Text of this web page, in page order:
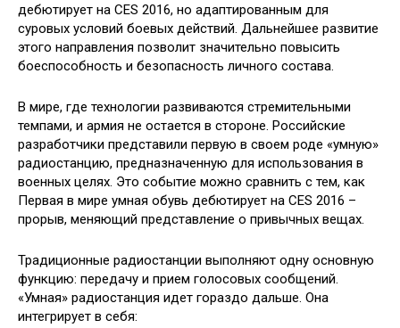
дебютирует на CES 2016, но адаптированным для
суровых условий боевых действий. Дальнейшее развитие
этого направления позволит значительно повысить
боеспособность и безопасность личного состава.
В мире, где технологии развиваются стремительными
темпами, и армия не остается в стороне. Российские
разработчики представили первую в своем роде «умную»
радиостанцию, предназначенную для использования в
военных целях. Это событие можно сравнить с тем, как
Первая в мире умная обувь дебютирует на CES 2016 –
прорыв, меняющий представление о привычных вещах.
Традиционные радиостанции выполняют одну основную
функцию: передачу и прием голосовых сообщений.
«Умная» радиостанция идет гораздо дальше. Она
интегрирует в себя: